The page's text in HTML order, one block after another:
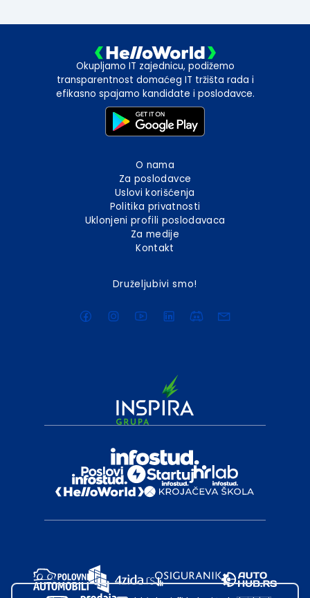
Okupljamo IT zajednicu, podižemo
transparentnost domaćeg IT tržišta rada i
efikasno spajamo kandidate i poslodavce.
O nama
Za poslodavce
Uslovi korišćenja
Politika privatnosti
Uklonjeni profili poslodavaca
Za medije
Kontakt
Druželjubivi smo!